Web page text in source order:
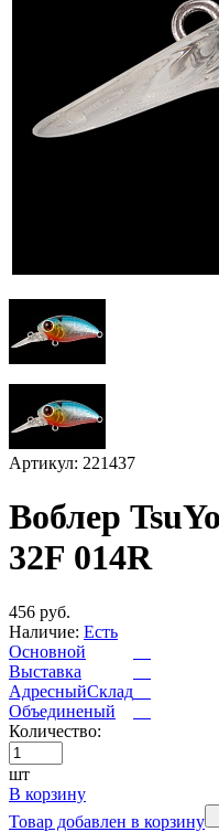
Артикул: 221437
Воблер
32F 014R
456 руб.
Наличие: Есть
Основной
Выставка
АдресныйСклад
Объединеный
Количество:
шт
В корзину
Товар добавлен в корзину